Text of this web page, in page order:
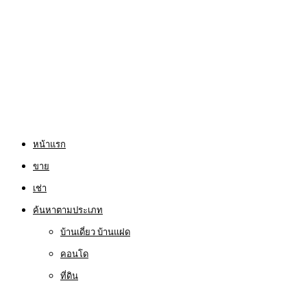
หน้าแรก
ขาย
เช่า
ค้นหาตามประเภท
บ้านเดี่ยว บ้านแฝด
คอนโด
ที่ดิน